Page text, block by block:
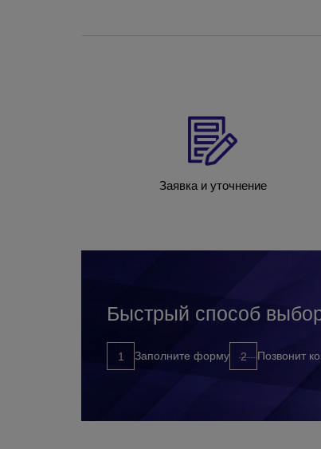
Заявка и уточнение
Быстрый способ
Заполните форму Позвонит